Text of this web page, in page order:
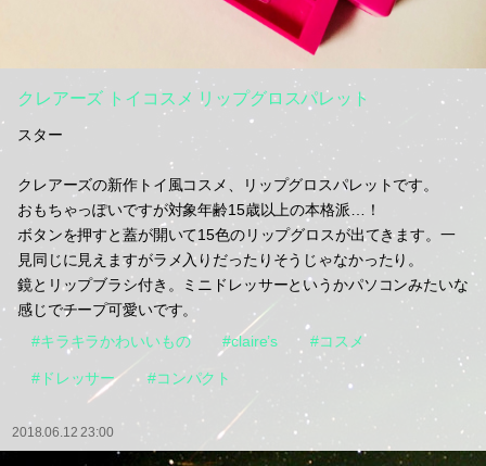
クレアーズ トイコスメ リップグロスパレット
スター
クレアーズの新作トイ風コスメ、リップグロスパレットです。
おもちゃっぽいですが対象年齢15歳以上の本格派…！
ボタンを押すと蓋が開いて15色のリップグロスが出てきます。一
見同じに見えますがラメ入りだったりそうじゃなかったり。
鏡とリップブラシ付き。ミニドレッサーというかパソコンみたいな
感じでチープ可愛いです。
#キラキラかわいいもの
#claire’s #コスメ
#ドレッサー #コンパクト
2018.06.12 23:00